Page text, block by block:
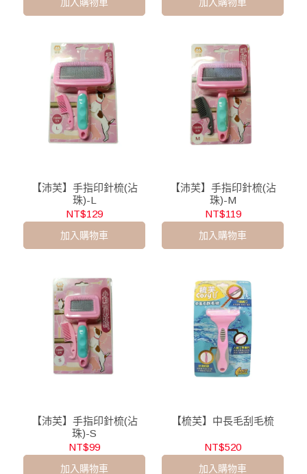
【沛芙】手指印針梳(沾
珠)-L
NT$129
加入購物車
【沛芙】手指印針梳(沾
珠)-M
NT$119
加入購物車
【沛芙】手指印針梳(沾
珠)-S
NT$99
加入購物車
【梳芙】中長毛刮毛梳
NT$520
加入購物車